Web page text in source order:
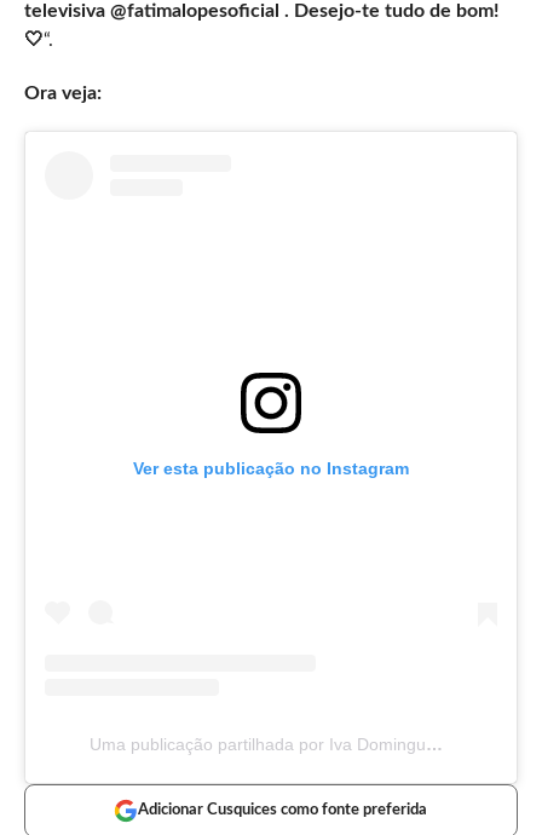
televisiva @fatimalopesoficial . Desejo-te tudo de bom!
🤍“.
Ora veja:
Ver esta publicação no Instagram
Uma publicação partilhada por Iva Domingues (@ivadominguesoficial)
Adicionar Cusquices como fonte preferida